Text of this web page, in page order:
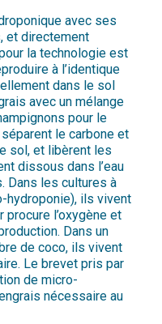
avec ses
et directement
la technologie est
à l’identique
dans le sol
avec un mélange
pour le
le carbone et
sol, et libèrent les
dissous dans l’eau
Dans les cultures à
hydroponie), ils vivent
l’oxygène et
Dans un
de coco, ils vivent
Le brevet pris par
de micro-
nécessaire au